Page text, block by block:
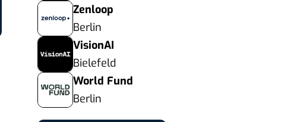
Zenloop
Berlin
VisionAI
Bielefeld
World Fund
Berlin